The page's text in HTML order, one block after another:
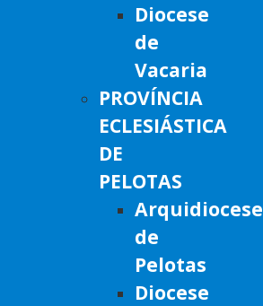
Diocese
de
Vacaria
PROVÍNCIA
ECLESIÁSTICA
DE
PELOTAS
Arquidiocese
de
Pelotas
Diocese